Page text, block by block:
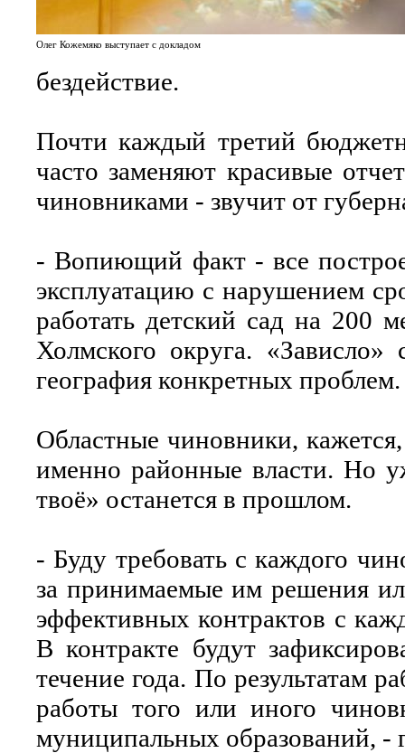
Олег Кожемяко выступает с докладом
бездействие.
Почти каждый третий
часто заменяют красивые
чиновниками - звучит от
- Вопиющий факт - все
эксплуатацию с нарушением
работать детский сад на 200
Холмского округа.
география конкретных проблем.
Областные чиновники,
именно районные власти. Но
твоё» останется в прошлом.
- Буду требовать с каждого
за принимаемые им решения
эффективных контрактов с
В контракте будут
течение года. По результатам
работы того или иного
муниципальных образований, -